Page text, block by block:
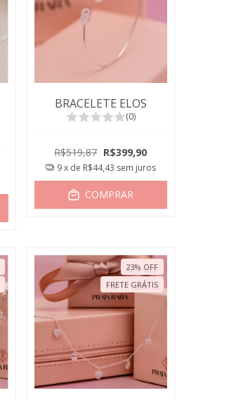
BRACELETE ELOS
(0)
R$519,87 R$399,90
9x de R$44,43 sem juros
COMPRAR
23% OFF
FRETE GRÁTIS